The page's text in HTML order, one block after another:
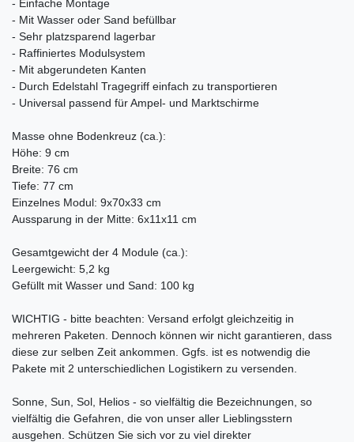
- Einfache Montage
- Mit Wasser oder Sand befüllbar
- Sehr platzsparend lagerbar
- Raffiniertes Modulsystem
- Mit abgerundeten Kanten
- Durch Edelstahl Tragegriff einfach zu transportieren
- Universal passend für Ampel- und Marktschirme
Masse ohne Bodenkreuz (ca.):
Höhe: 9 cm
Breite: 76 cm
Tiefe: 77 cm
Einzelnes Modul: 9x70x33 cm
Aussparung in der Mitte: 6x11x11 cm
Gesamtgewicht der 4 Module (ca.):
Leergewicht: 5,2 kg
Gefüllt mit Wasser und Sand: 100 kg
WICHTIG - bitte beachten: Versand erfolgt gleichzeitig in
mehreren Paketen. Dennoch können wir nicht garantieren, dass
diese zur selben Zeit ankommen. Ggfs. ist es notwendig die
Pakete mit 2 unterschiedlichen Logistikern zu versenden.
Sonne, Sun, Sol, Helios - so vielfältig die Bezeichnungen, so
vielfältig die Gefahren, die von unser aller Lieblingsstern
ausgehen. Schützen Sie sich vor zu viel direkter